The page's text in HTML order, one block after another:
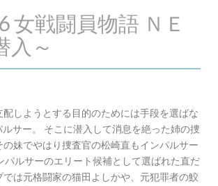
女戦闘員物語 ＮＥ
入～
しようとする目的のためには手段を選ばな
サー。 そこに潜入して消息を絶った姉の捜
妹でやはり捜査官の松崎直もインパルサー
パルサーのエリート候補として選ばれた直だ
では元格闘家の猫田よしかや、元犯罪者の鮫